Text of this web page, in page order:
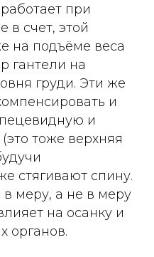
при
в счет, этой
на подъёме веса
гантели на
груди. Эти же
и
и
тоже верхняя
стягивают спину.
меру, а не в меру
на осанку и
органов.